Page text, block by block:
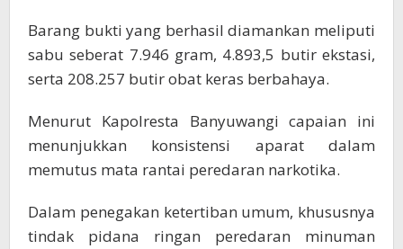
Barang bukti yang berhasil diamankan meliputi
sabu seberat 7.946 gram, 4.893,5 butir ekstasi,
serta 208.257 butir obat keras berbahaya.
Menurut Kapolresta Banyuwangi capaian ini
menunjukkan konsistensi aparat dalam
memutus mata rantai peredaran narkotika.
Dalam penegakan ketertiban umum, khususnya
tindak pidana ringan peredaran minuman